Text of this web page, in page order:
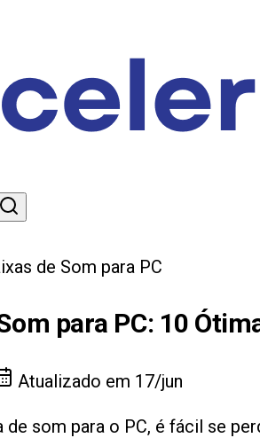
de Som para PC
para PC: 10
Atualizado em 17/jun
de som para o PC, é fácil se